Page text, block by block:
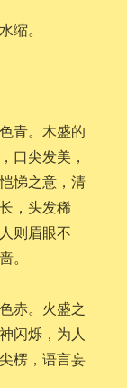
缩。
青。木盛的
口尖发美，
悌之意，清
，头发稀
则眉眼不
。
赤。火盛之
闪烁，为人
楞，语言妄